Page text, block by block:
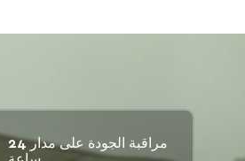
مراقبة الجودة على مدار 24